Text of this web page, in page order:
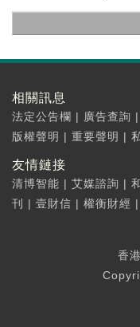
相關訊息
法定公告欄 | 廣告查詢 |
版權聲明 | 重要聲明 |
友情鏈接
清博智能 | 艾媒諮詢 |
刊
| 壹財信 | 權衡財經 |
香